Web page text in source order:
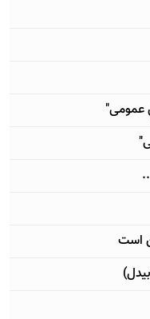
عمومی"
است